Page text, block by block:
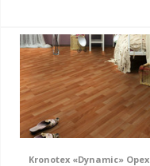
Kronotex «Dynamic» Орех